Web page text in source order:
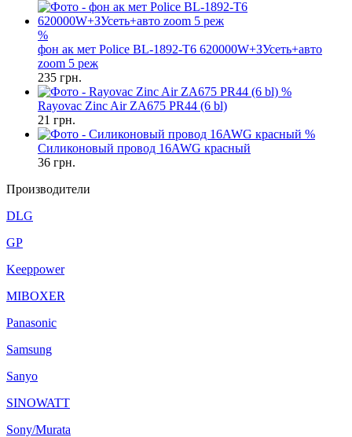
%
фон ак мет Police BL-1892-T6 620000W+ЗУсеть+авто
zoom 5 реж
235 грн.
%
Rayovac Zinc Air ZA675 PR44 (6 bl)
21 грн.
%
Силиконовый провод 16AWG красный
36 грн.
Производители
DLG
GP
Keeppower
MIBOXER
Panasonic
Samsung
Sanyo
SINOWATT
Sony/Murata